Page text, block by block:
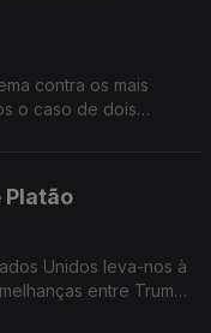
contra os mais
o caso de dois
Platão
Unidos leva-nos à
entre Trump